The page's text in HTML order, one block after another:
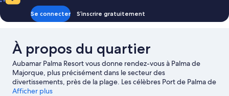
Se connecter S’inscrire gratuitement
À propos du quartier
Aubamar Palma Resort vous donne rendez-vous à Palma de
Majorque, plus précisément dans le secteur des
divertissements, près de la plage. Les célèbres Port de Palma de
Majorque et Puerto Portals valent le détour si un minimum
Afficher plus